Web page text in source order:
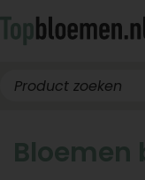
Bloemen